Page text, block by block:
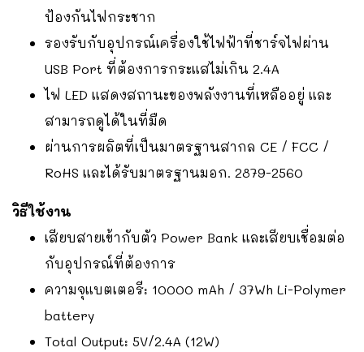
ป้องกันไฟกระชาก
รองรับกับอุปกรณ์เครื่องใช้ไฟฟ้าที่ชาร์จไฟผ่าน
USB Port ที่ต้องการกระแสไม่เกิน 2.4A
ไฟ LED แสดงสถานะของพลังงานที่เหลืออยู่ และ
สามารถดูได้ในที่มืด
ผ่านการผลิตที่เป็นมาตรฐานสากล CE / FCC /
RoHS และได้รับมาตรฐานมอก. 2879-2560
วิธีใช้งาน
เสียบสายเข้ากับตัว Power Bank และเสียบเชื่อมต่อ
กับอุปกรณ์ที่ต้องการ
ความจุแบตเตอรี: 10000 mAh / 37Wh Li-Polymer
battery
Total Output: 5V/2.4A (12W)